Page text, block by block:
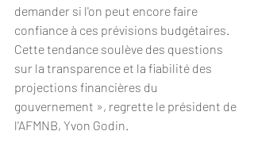
demander si l'on peut encore faire
confiance à ces prévisions budgétaires.
Cette tendance soulève des questions
sur la transparence et la fiabilité des
projections financières du
gouvernement », regrette le président de
l'AFMNB, Yvon Godin.